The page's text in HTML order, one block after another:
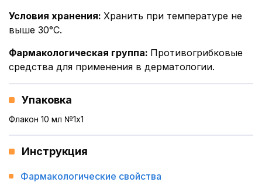
Условия хранения: Хранить при температуре не
выше 30°С.
Фармакологическая группа: Противогрибковые
средства для применения в дерматологии.
Упаковка
Флакон 10 мл №1x1
Инструкция
Фармакологические свойства